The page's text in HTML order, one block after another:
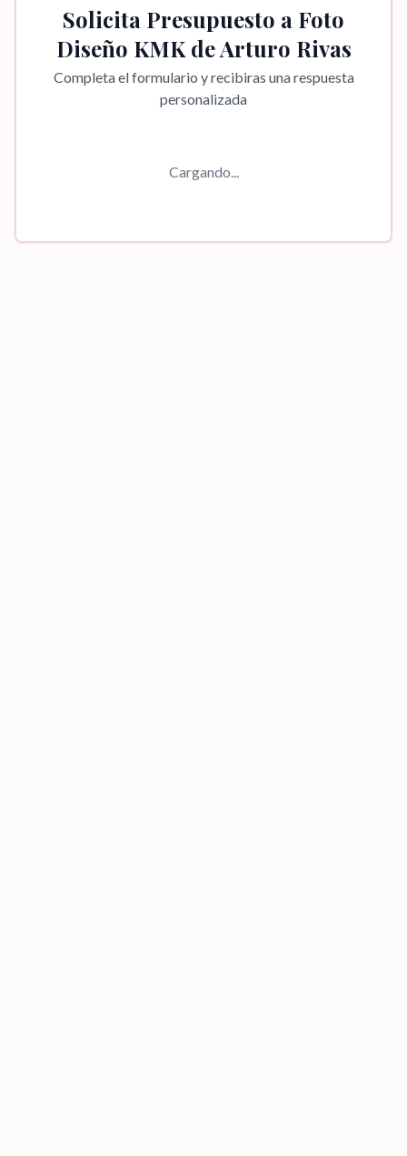
Solicita Presupuesto a Foto
Diseño KMK de Arturo Rivas
Completa el formulario y recibiras una respuesta
personalizada
Cargando...